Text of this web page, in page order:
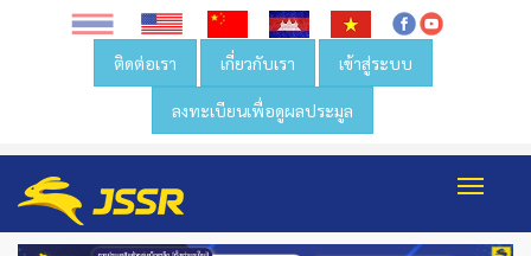
ติดต่อเรา เกี่ยวกับเรา เข้าสู่ระบบ
ลงทะเบียนเพื่อดูผลประมูล